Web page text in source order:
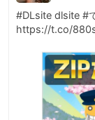
#DLsite dlsite #
https://t.co/